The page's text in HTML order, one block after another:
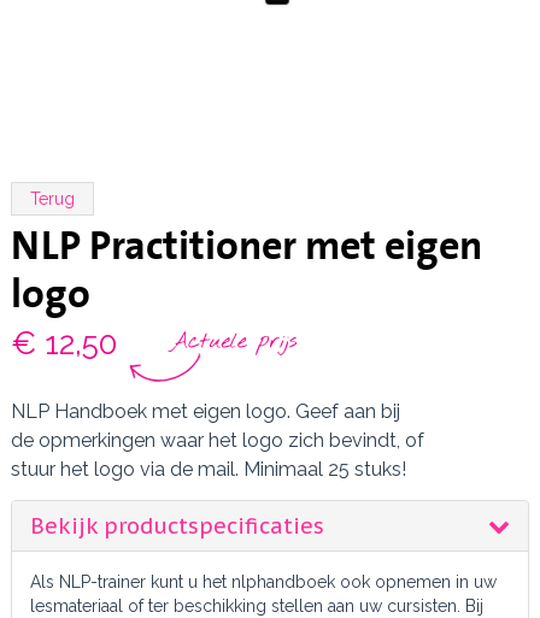
Terug
NLP Practitioner met eigen
logo
€ 12,50
NLP Handboek met eigen logo. Geef aan bij
de opmerkingen waar het logo zich bevindt, of
stuur het logo via de mail. Minimaal 25 stuks!
Bekijk productspecificaties
Als NLP-trainer kunt u het nlphandboek ook opnemen in uw
lesmateriaal of ter beschikking stellen aan uw cursisten. Bij